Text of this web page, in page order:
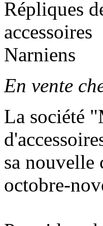
En vente
La société
sa
octobre-